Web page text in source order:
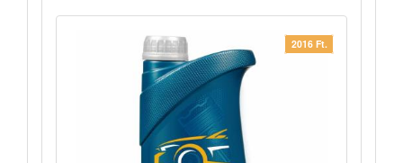
2016 Ft.